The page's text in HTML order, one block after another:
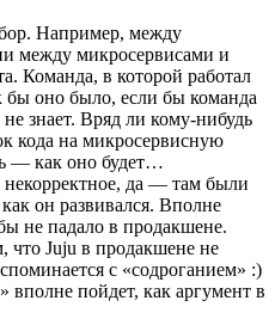
Например, между
между микросервисами и
Команда, в которой работал
бы оно было, если бы команда
знает. Вряд ли кому-нибудь
кода на микросервисную
— как оно будет…
да — там были
он развивался. Вполне
не падало в продакшене.
что Juju в продакшене не
с «содроганием» :)
пойдет, как аргумент в